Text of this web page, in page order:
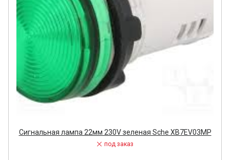
Сигнальная лампа 22мм 230V зеленая Sche XB7EV03MP
под заказ